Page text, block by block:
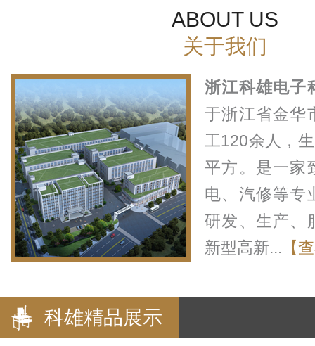
ABOUT US
关于我们
浙江科雄电子
于浙江省金华
工120余人，
平方。是一家
电、汽修等专
研发、生产、
新型高新... 【
科雄精品展示